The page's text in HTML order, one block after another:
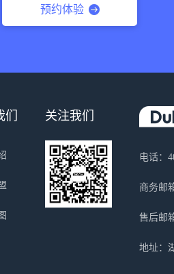
预约体验
关注我们
电话：
商务邮
售后邮
地址：